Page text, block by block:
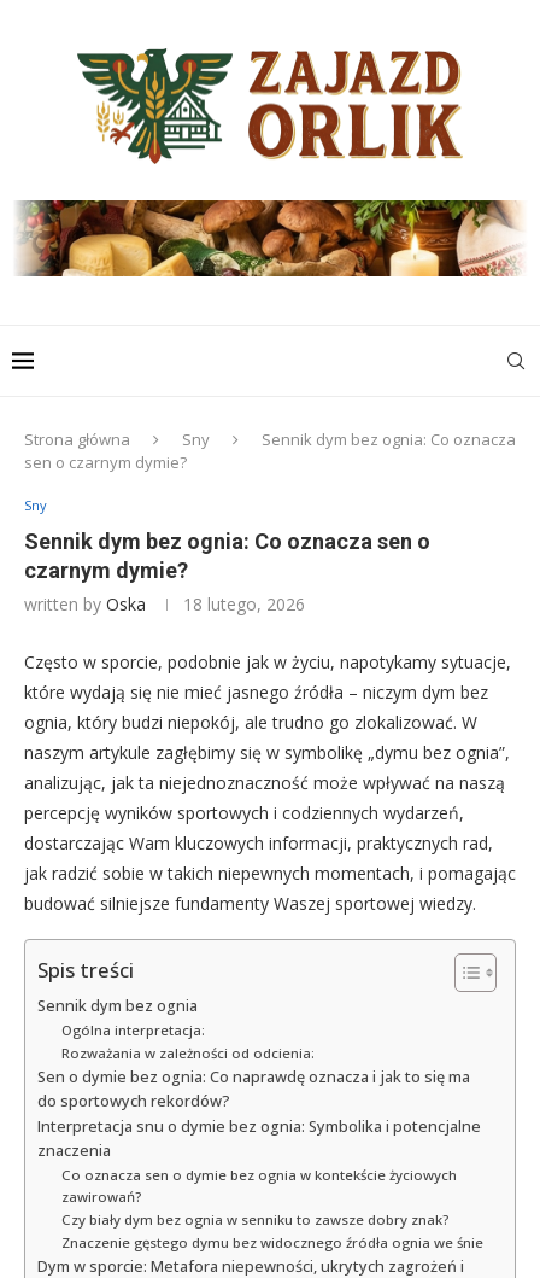
Strona główna Sny
Sennik dym bez ognia: Co oznacza
sen o czarnym dymie?
Sny
Sennik dym bez ognia: Co oznacza sen o
czarnym dymie?
written by Oska 18 lutego, 2026
Często w sporcie, podobnie jak w życiu, napotykamy sytuacje,
które wydają się nie mieć jasnego źródła – niczym dym bez
ognia, który budzi niepokój, ale trudno go zlokalizować. W
naszym artykule zagłębimy się w symbolikę „dymu bez ognia”,
analizując, jak ta niejednoznaczność może wpływać na naszą
percepcję wyników sportowych i codziennych wydarzeń,
dostarczając Wam kluczowych informacji, praktycznych rad,
jak radzić sobie w takich niepewnych momentach, i pomagając
budować silniejsze fundamenty Waszej sportowej wiedzy.
Spis treści
Sennik dym bez ognia
Ogólna interpretacja:
Rozważania w zależności od odcienia:
Sen o dymie bez ognia: Co naprawdę oznacza i jak to się ma
do sportowych rekordów?
Interpretacja snu o dymie bez ognia: Symbolika i potencjalne
znaczenia
Co oznacza sen o dymie bez ognia w kontekście życiowych
zawirowań?
Czy biały dym bez ognia w senniku to zawsze dobry znak?
Znaczenie gęstego dymu bez widocznego źródła ognia we śnie
Dym w sporcie: Metafora niepewności, ukrytych zagrożeń i